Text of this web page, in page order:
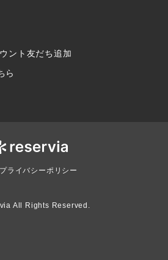
ント友だち追加
ら
プライバシーポリシー
All Rights Reserved.